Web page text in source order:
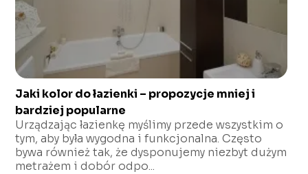
Jaki kolor do łazienki – propozycje mniej i
bardziej popularne
Urządzając łazienkę myślimy przede wszystkim o
tym, aby była wygodna i funkcjonalna. Często
bywa również tak, że dysponujemy niezbyt dużym
metrażem i dobór odpo...